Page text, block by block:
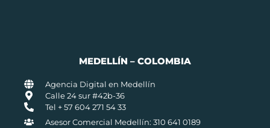
MEDELLÍN – COLOMBIA
Agencia Digital en Medellín
Calle 24 sur #42b-36
Tel + 57 604 271 54 33
Asesor Comercial Medellín: 310 641 0189